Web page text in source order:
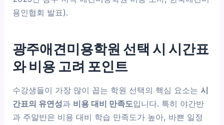
용인협회 발표).
광주애견미용학원 선택 시 시간표
와 비용 고려 포인트
수강생들이 가장 많이 꼽는 학원 선택의 핵심 요소는시
간표의 유연성과 비용 대비 만족도입니다. 특히 야간반
과 주말반은 비용 대비 학습 만족도가 높아, 바쁜 일정